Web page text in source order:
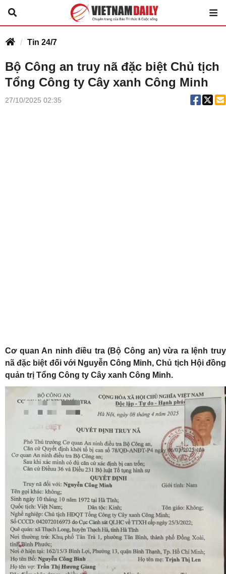
Tin 24/7
Bộ Công an truy nã đặc biệt Chủ tịch
Tổng Công ty Cây xanh Công Minh
27/10/2025 02:35
Cơ quan An ninh điều tra (Bộ Công an) vừa ra lệnh truy
nã đặc biệt đối với Nguyễn Công Minh, Chủ tịch Hội đồng
quản trị Tổng Công ty Cây xanh Công Minh.